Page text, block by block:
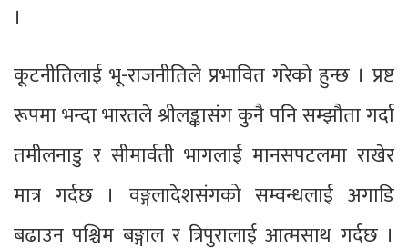
।
कूटनीतिलाई भू-राजनीतिले प्रभावित गरेको हुन्छ । प्रष्ट
रूपमा भन्दा भारतले श्रीलङ्कासंग कुनै पनि सम्झौता गर्दा
तमीलनाडु र सीमार्वती भागलाई मानसपटलमा राखेर
मात्र गर्दछ । वङ्गलादेशसंगको सम्वन्धलाई अगाडि
बढाउन पश्चिम बङ्गाल र त्रिपुरालाई आत्मसाथ गर्दछ ।